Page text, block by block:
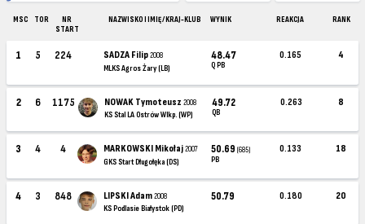
MSC TOR
NR
START
NAZWISKO I IMIĘ / KRAJ-KLUB WYNIK REAKCJA RANK
1 5 224 SADZA Filip2008
MLKS Agros Żary (LB)
48.47
Q PB
0.165 4
2 6 1175 NOWAK Tymoteusz 2008
KS Stal LA Ostrów Wlkp. (WP)
49.72
QB
0.263 8
3 4 4 MARKOWSKI Mikołaj2007
GKS Start Długołęka (DS)
50.69(685)
PB
0.133 18
4 3 848 LIPSKI Adam2008
KS Podlasie Białystok (PD)
50.79 0.180 20